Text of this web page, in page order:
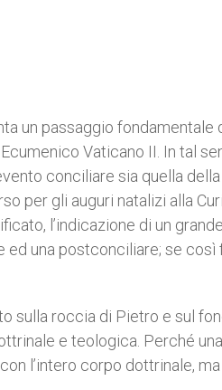
un passaggio fondamentale
Vaticano II. In tal
conciliare sia quella
per gli auguri natalizi alla
l’indicazione di un
una postconciliare; se così
sulla roccia di Pietro e sul
e teologica. Perché
l’intero corpo dottrinale,